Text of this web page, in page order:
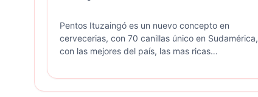
Pentos Ituzaingó es un nuevo concepto en
cervecerias, con 70 canillas único en Sudamérica,
con las mejores del país, las mas ricas